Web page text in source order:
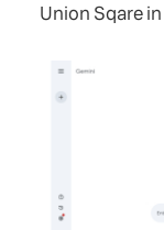
Union Sqare